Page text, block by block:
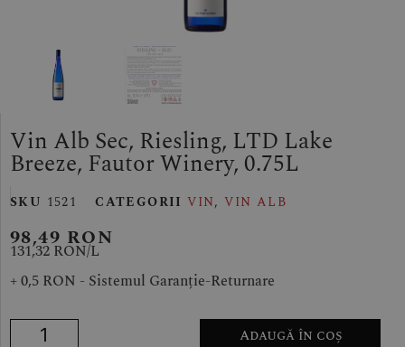
Vin Alb Sec, Riesling, LTD Lake
Breeze, Fautor Winery, 0.75L
SKU 1521 CATEGORII VIN,VIN ALB
98,49 RON
131,32 RON/L
+ 0,5 RON - Sistemul Garanție-Returnare
Adaugă în coș